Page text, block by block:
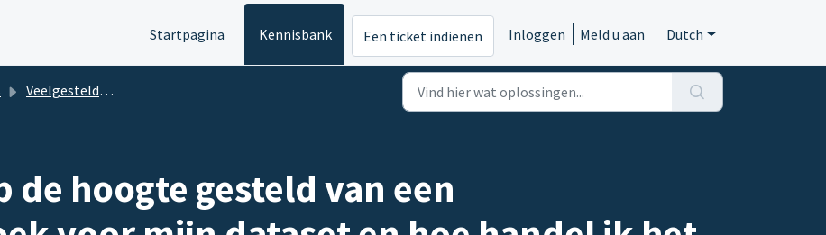
Startpagina Kennisbank Een ticket indienen Inloggen Meld u aan Dutch
Veelgestelde vragen
de hoogte gesteld van een